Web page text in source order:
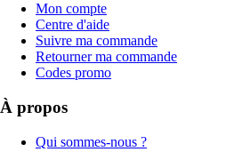
Mon compte
Centre d'aide
Suivre ma commande
Retourner ma commande
Codes promo
À propos
Qui sommes-nous ?